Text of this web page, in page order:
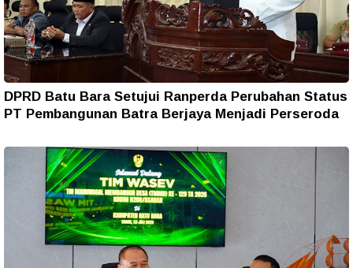
DPRD Batu Bara Setujui Ranperda Perubahan Status
PT Pembangunan Batra Berjaya Menjadi Perseroda